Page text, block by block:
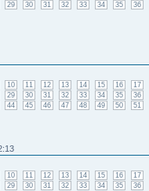
29 30 31 32 33 34 35 36
10 11 12 13 14 15 16
17
29 30 31 32 33 34 35
36
44 45 46 47 48 49 50 51
10 11 12 13 14 15 16
17
29 30 31 32 33 34 35
36